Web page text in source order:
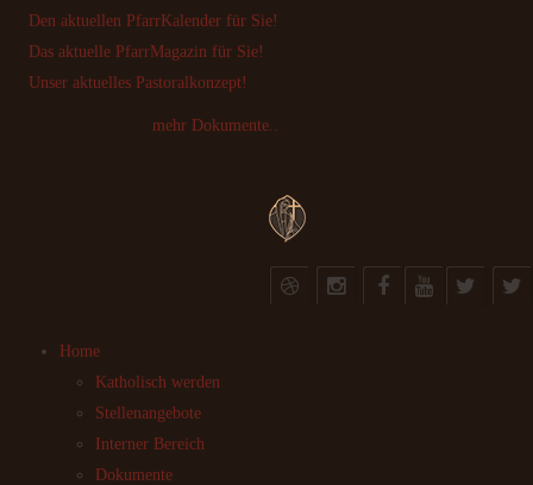
Den aktuellen PfarrKalender für Sie!
Das aktuelle PfarrMagazin für Sie!
Unser aktuelles Pastoralkonzept!
mehr Dokumente..
Home
Katholisch werden
Stellenangebote
Interner Bereich
Dokumente